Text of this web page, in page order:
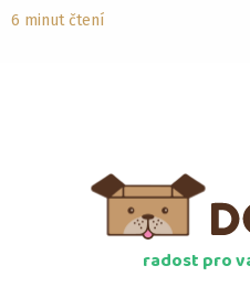
6 minut čtení
radost pro